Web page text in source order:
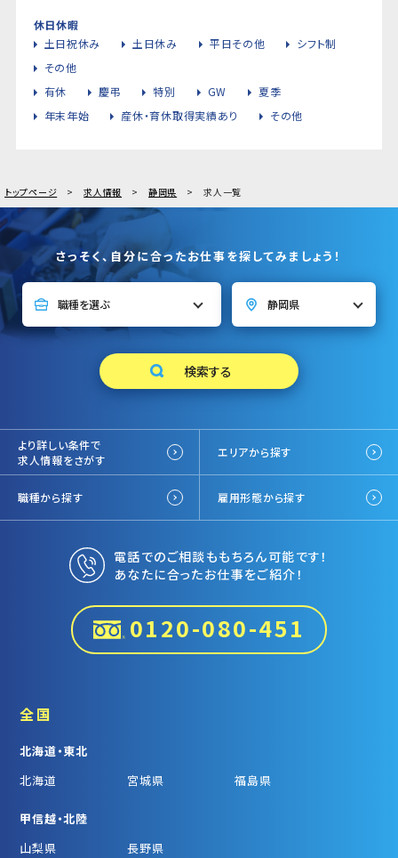
休日休暇
土日祝休み
土日休み 平日その他
シフト制
その他
有休
慶弔 特別 GW
夏季
年末年始
産休・育休取得実績あり その他
トップページ 求人情報 静岡県 求人一覧
さっそく、自分に合ったお仕事を探してみましょう！
より詳しい条件で
求人情報をさがす
エリアから探す
職種から探す 雇用形態から探す
電話でのご相談ももちろん可能です！
あなたに合ったお仕事をご紹介！
0120-080-451
全国
北海道・東北
北海道
宮城県 福島県
甲信越・北陸
山梨県
長野県